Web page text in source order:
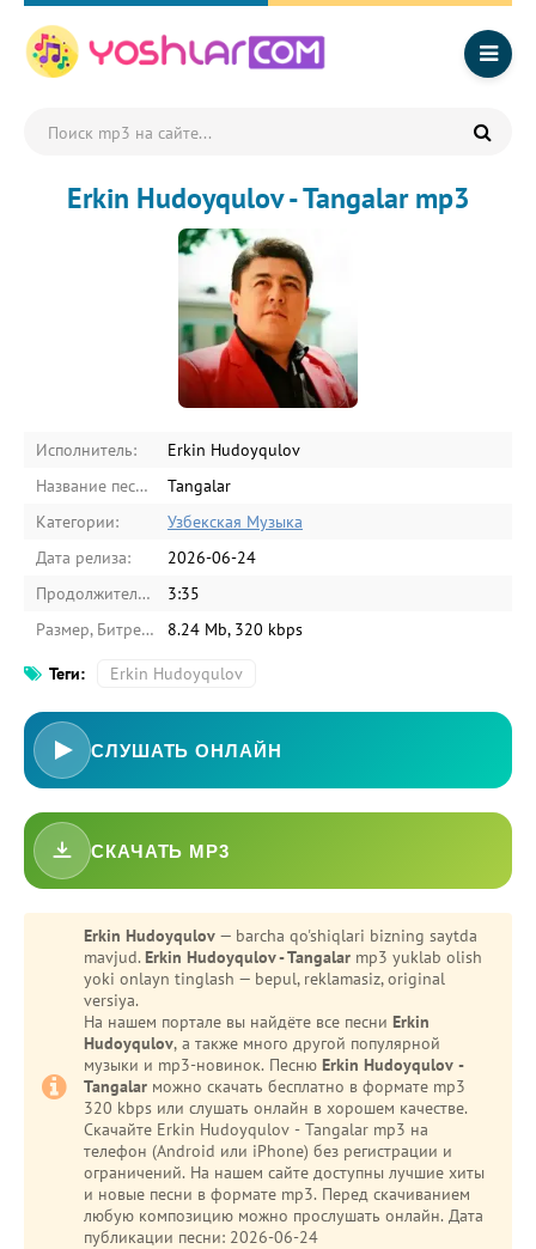
Erkin Hudoyqulov - Tangalar mp3
Исполнитель:
Erkin Hudoyqulov
Название песни:
Tangalar
Категории:
Узбекская Музыка
Дата релиза:
2026-06-24
Продолжительность:
3:35
Размер, Битрейт:
8.24 Mb, 320 kbps
Теги: Erkin Hudoyqulov
СЛУШАТЬ ОНЛАЙН
СКАЧАТЬ MP3
Erkin Hudoyqulov — barcha qo'shiqlari bizning saytda
mavjud. Erkin Hudoyqulov - Tangalar mp3 yuklab olish
yoki onlayn tinglash — bepul, reklamasiz, original
versiya.
На нашем портале вы найдёте все песни Erkin
Hudoyqulov, а также много другой популярной
музыки и mp3-новинок. Песню Erkin Hudoyqulov -
Tangalar можно скачать бесплатно в формате mp3
320 kbps или слушать онлайн в хорошем качестве.
Скачайте Erkin Hudoyqulov - Tangalar mp3 на
телефон (Android или iPhone) без регистрации и
ограничений. На нашем сайте доступны лучшие хиты
и новые песни в формате mp3. Перед скачиванием
любую композицию можно прослушать онлайн. Дата
публикации песни: 2026-06-24
Bezori
Oshiq edim